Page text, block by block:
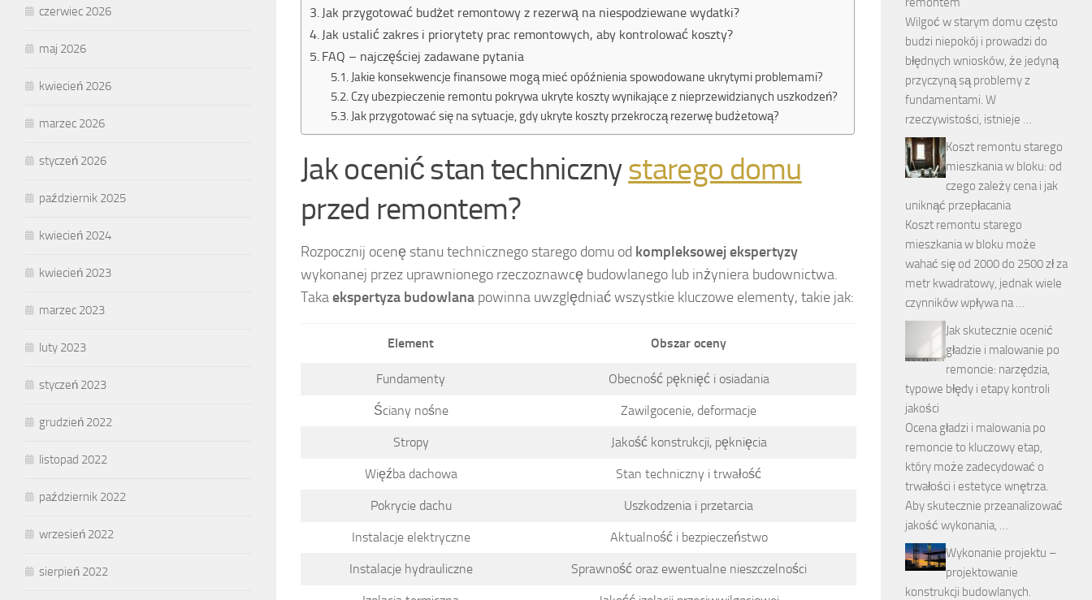
Jak przygotować budżet remontowy z rezerwą na niespodziewane wydatki?
Jak ustalić zakres i priorytety prac remontowych, aby kontrolować koszty?
FAQ – najczęściej zadawane pytania
Jakie konsekwencje finansowe mogą mieć opóźnienia spowodowane ukrytymi problemami?
Czy ubezpieczenie remontu pokrywa ukryte koszty wynikające z nieprzewidzianych uszkodzeń?
Jak przygotować się na sytuacje, gdy ukryte koszty przekroczą rezerwę budżetową?
Jak ocenić stan technicznystarego domu
przed remontem?
Rozpocznij ocenę stanu technicznego starego domu od kompleksowej ekspertyzy
wykonanej przez uprawnionego rzeczoznawcę budowlanego lub inżyniera budownictwa.
Takaekspertyza budowlana powinna uwzględniać wszystkie kluczowe elementy, takie jak:
Element Obszar oceny
Fundamenty Obecność pęknięć i osiadania
Ściany nośne Zawilgocenie, deformacje
Stropy Jakość konstrukcji, pęknięcia
Więźba dachowa Stan techniczny i trwałość
Pokrycie dachu Uszkodzenia i przetarcia
Instalacje elektryczne Aktualność i bezpieczeństwo
Instalacje hydrauliczne Sprawność oraz ewentualne nieszczelności
czerwiec 2026
maj 2026
kwiecień 2026
marzec 2026
styczeń 2026
październik 2025
kwiecień 2024
kwiecień 2023
marzec 2023
luty 2023
styczeń 2023
grudzień 2022
listopad 2022
październik 2022
wrzesień 2022
sierpień 2022
Wilgoć w starym domu często
budzi niepokój i prowadzi do
błędnych wniosków, że jedyną
przyczyną są problemy z
fundamentami. W
rzeczywistości, istnieje …
Koszt remontu starego
mieszkania w bloku: od
czego zależy cena i jak
uniknąć przepłacania
Koszt remontu starego
mieszkania w bloku może
wahać się od 2000 do 2500 zł za
metr kwadratowy, jednak wiele
czynników wpływa na …
Jak skutecznie ocenić
gładzie i malowanie po
remoncie: narzędzia,
typowe błędy i etapy kontroli
jakości
Ocena gładzi i malowania po
remoncie to kluczowy etap,
który może zadecydować o
trwałości i estetyce wnętrza.
Aby skutecznie przeanalizować
jakość wykonania, …
Wykonanie projektu –
projektowanie
konstrukcji budowlanych.